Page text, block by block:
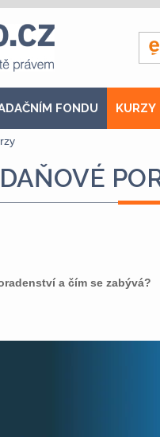
FONDU KURZY
DAŇOVÉ
a čím se zabývá?